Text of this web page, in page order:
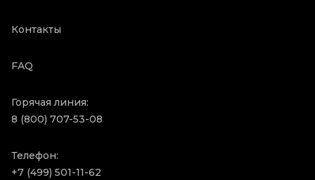
Контакты
FAQ
Горячая линия:
8 (800) 707-53-08
Телефон:
+7 (499) 501-11-62